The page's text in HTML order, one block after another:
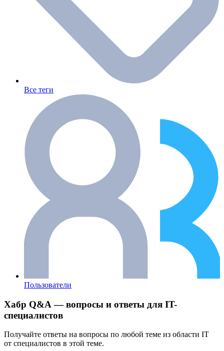
Все теги
Пользователи
Хабр Q&A — вопросы и ответы для IT-
специалистов
Получайте ответы на вопросы по любой теме из области IT
от специалистов в этой теме.